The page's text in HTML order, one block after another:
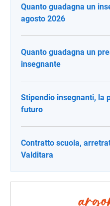
Quanto guadagna un
agosto 2026
Quanto guadagna un
insegnante
Stipendio insegnanti, la
futuro
Contratto scuola,
Valditara